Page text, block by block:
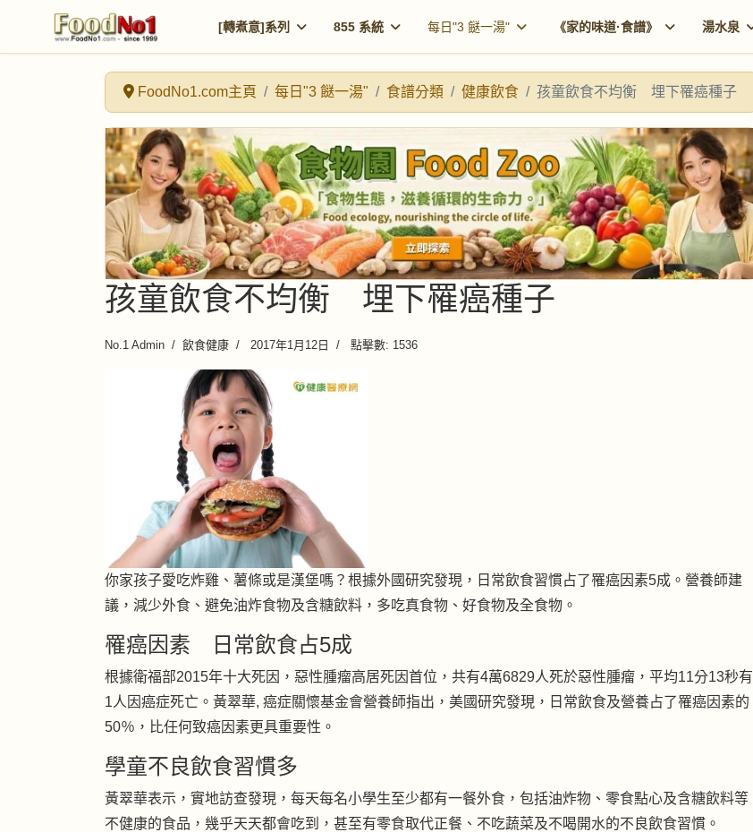
[轉煮意]系列 855 系統 每日"3 餸一湯" 《家的味道·食譜》 湯水泉
FoodNo1.com主頁 每日"3 餸一湯" 食譜分類 健康飲食 孩童飲食不均衡 埋下罹癌種子
孩童飲食不均衡 埋下罹癌種子
No.1 Admin 飲食健康 2017年1月12日 點擊數: 1536
你家孩子愛吃炸雞、薯條或是漢堡嗎？根據外國研究發現，日常飲食習慣占了罹癌因素5成。營養師建
議，減少外食、避免油炸食物及含糖飲料，多吃真食物、好食物及全食物。
罹癌因素 日常飲食占5成
根據衛福部2015年十大死因，惡性腫瘤高居死因首位，共有4萬6829人死於惡性腫瘤，平均11分13秒有
1人因癌症死亡。黃翠華, 癌症關懷基金會營養師指出，美國研究發現，日常飲食及營養占了罹癌因素的
50％，比任何致癌因素更具重要性。
學童不良飲食習慣多
黃翠華表示，實地訪查發現，每天每名小學生至少都有一餐外食，包括油炸物、零食點心及含糖飲料等
不健康的食品，幾乎天天都會吃到，甚至有零食取代正餐、不吃蔬菜及不喝開水的不良飲食習慣。